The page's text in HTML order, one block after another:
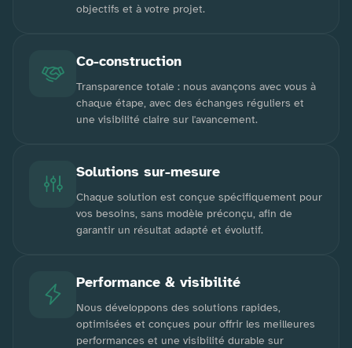
objectifs et à votre projet.
Co-construction
Transparence totale : nous avançons avec vous à
chaque étape, avec des échanges réguliers et
une visibilité claire sur l'avancement.
Solutions sur-mesure
Chaque solution est conçue spécifiquement pour
vos besoins, sans modèle préconçu, afin de
garantir un résultat adapté et évolutif.
Performance & visibilité
Nous développons des solutions rapides,
optimisées et conçues pour offrir les meilleures
performances et une visibilité durable sur